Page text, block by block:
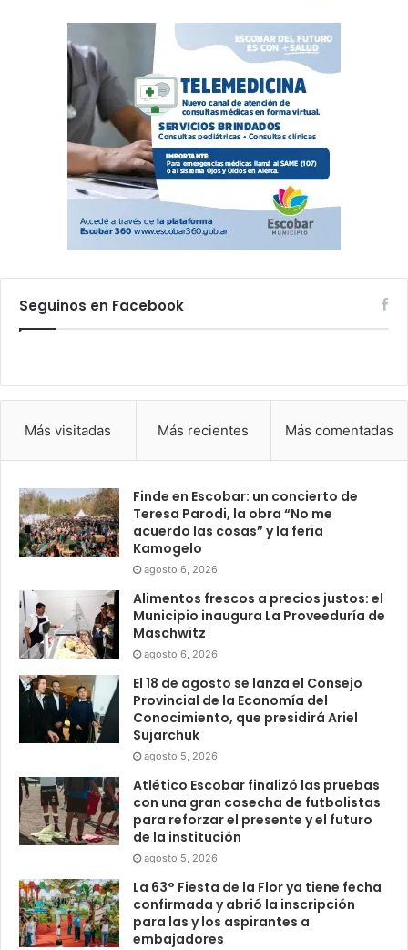
Seguinos en Facebook
Más visitadas Más recientes Más comentadas
Finde en Escobar: un concierto de
Teresa Parodi, la obra “No me
acuerdo las cosas” y la feria
Kamogelo
agosto 6, 2026
Alimentos frescos a precios justos: el
Municipio inaugura La Proveeduría de
Maschwitz
agosto 6, 2026
El 18 de agosto se lanza el Consejo
Provincial de la Economía del
Conocimiento, que presidirá Ariel
Sujarchuk
agosto 5, 2026
Atlético Escobar finalizó las pruebas
con una gran cosecha de futbolistas
para reforzar el presente y el futuro
de la institución
agosto 5, 2026
La 63° Fiesta de la Flor ya tiene fecha
confirmada y abrió la inscripción
para las y los aspirantes a
embajadores